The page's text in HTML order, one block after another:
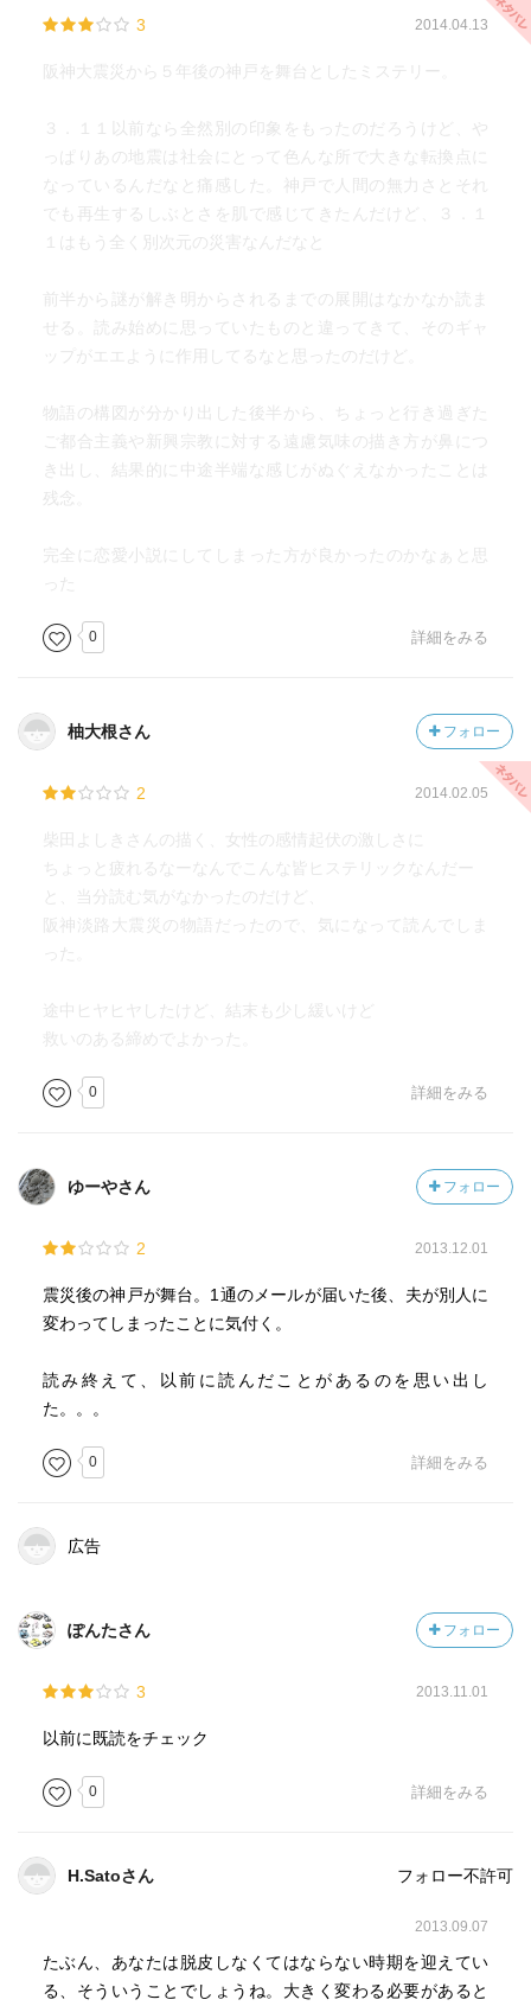
3 2014.04.13
阪神大震災から５年後の神戸を舞台としたミステリー。
３．１１以前なら全然別の印象をもったのだろうけど、や
っぱりあの地震は社会にとって色んな所で大きな転換点に
なっているんだなと痛感した。神戸で人間の無力さとそれ
でも再生するしぶとさを肌で感じてきたんだけど、３．１
１はもう全く別次元の災害なんだなと
前半から謎が解き明からされるまでの展開はなかなか読ま
せる。読み始めに思っていたものと違ってきて、そのギャ
ップがエエように作用してるなと思ったのだけど。
物語の構図が分かり出した後半から、ちょっと行き過ぎた
ご都合主義や新興宗教に対する遠慮気味の描き方が鼻につ
き出し、結果的に中途半端な感じがぬぐえなかったことは
残念。
完全に恋愛小説にしてしまった方が良かったのかなぁと思
った
0 詳細をみる
柚大根さん フォロー
2 2014.02.05
柴田よしきさんの描く、女性の感情起伏の激しさに
ちょっと疲れるなーなんでこんな皆ヒステリックなんだー
と、当分読む気がなかったのだけど、
阪神淡路大震災の物語だったので、気になって読んでしま
った。
途中ヒヤヒヤしたけど、結末も少し緩いけど
救いのある締めでよかった。
0 詳細をみる
ゆーやさん フォロー
2 2013.12.01
震災後の神戸が舞台。1通のメールが届いた後、夫が別人に
変わってしまったことに気付く。
読み終えて、以前に読んだことがあるのを思い出し
た。。。
0 詳細をみる
広告
ぽんたさん フォロー
3 2013.11.01
以前に既読をチェック
0 詳細をみる
H.Satoさん フォロー不許可
2013.09.07
たぶん、あなたは脱皮しなくてはならない時期を迎えてい
る、そういうことでしょうね。大きく変わる必要があると